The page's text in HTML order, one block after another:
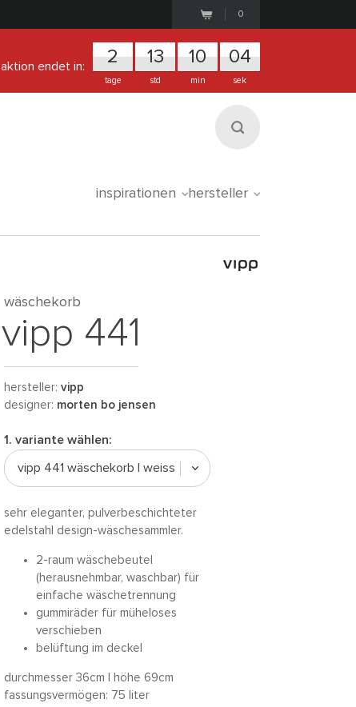
0
aktion endet in: 2
tage
13
std
10
min
04
sek
inspirationen hersteller
wäschekorb
vipp 441
hersteller: vipp
designer: morten bo jensen
1. variante wählen:
vipp 441 wäschekorb | weiss
sehr eleganter, pulverbeschichteter
edelstahl design-wäschesammler.
2-raum wäschebeutel
(herausnehmbar, waschbar) für
einfache wäschetrennung
gummiräder für müheloses
verschieben
belüftung im deckel
durchmesser 36cm | höhe 69cm
fassungsvermögen: 75 liter